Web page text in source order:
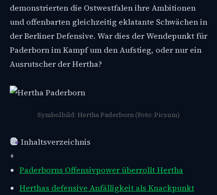
demonstrierten die Ostwestfalen ihre Ambitionen
und offenbarten gleichzeitig eklatante Schwächen in
der Berliner Defensive. War dies der Wendepunkt für
Paderborn im Kampf um den Aufstieg, oder nur ein
Ausrutscher der Hertha?
Symbolbild: Hertha Paderborn (Foto: Picsum)
Inhaltsverzeichnis
+
Paderborns Offensivpower überrollt Hertha
Herthas defensive Anfälligkeit als Knackpunkt